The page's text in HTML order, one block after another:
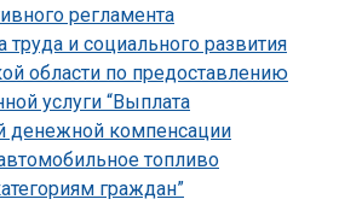
регламента
труда и социального развития
области по предоставлению
услуги “Выплата
денежной компенсации
топливо
граждан”